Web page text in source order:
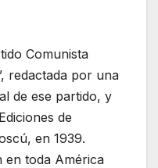
Comunista
redactada por una
de ese partido, y
de
en 1939.
en toda América